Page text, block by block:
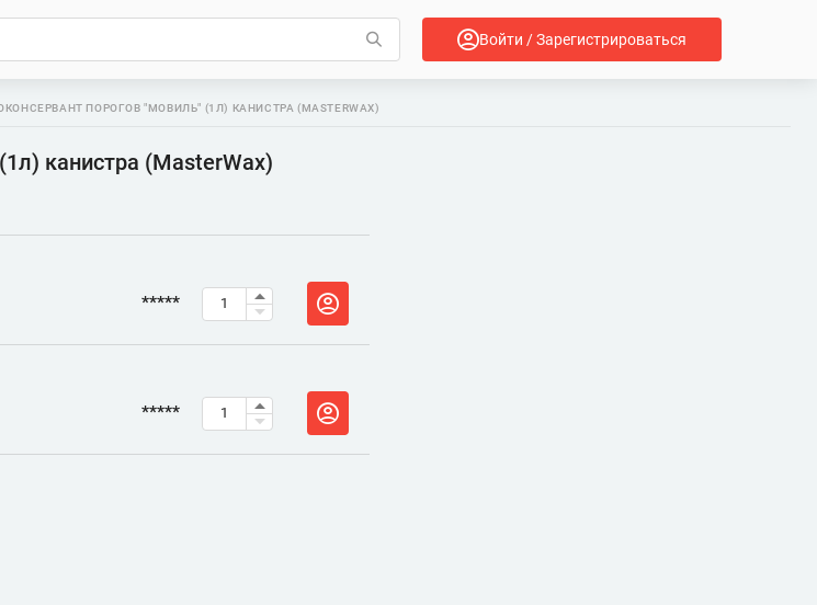
Войти / Зарегистрироваться
ПОРОГОВ "МОВИЛЬ" (1Л) КАНИСТРА (MASTERWAX)
канистра (MasterWax)
*****
*****